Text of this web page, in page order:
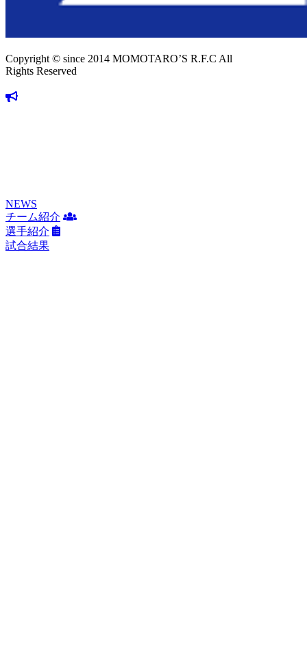
Copyright © since 2014 MOMOTARO’S R.F.C All
Rights Reserved
NEWS
チーム紹介
選手紹介
試合結果